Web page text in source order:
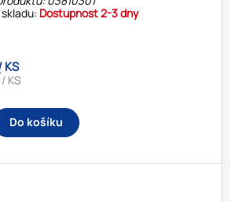
Dostupnost 2-3 dny
KS
KS
Do košíku